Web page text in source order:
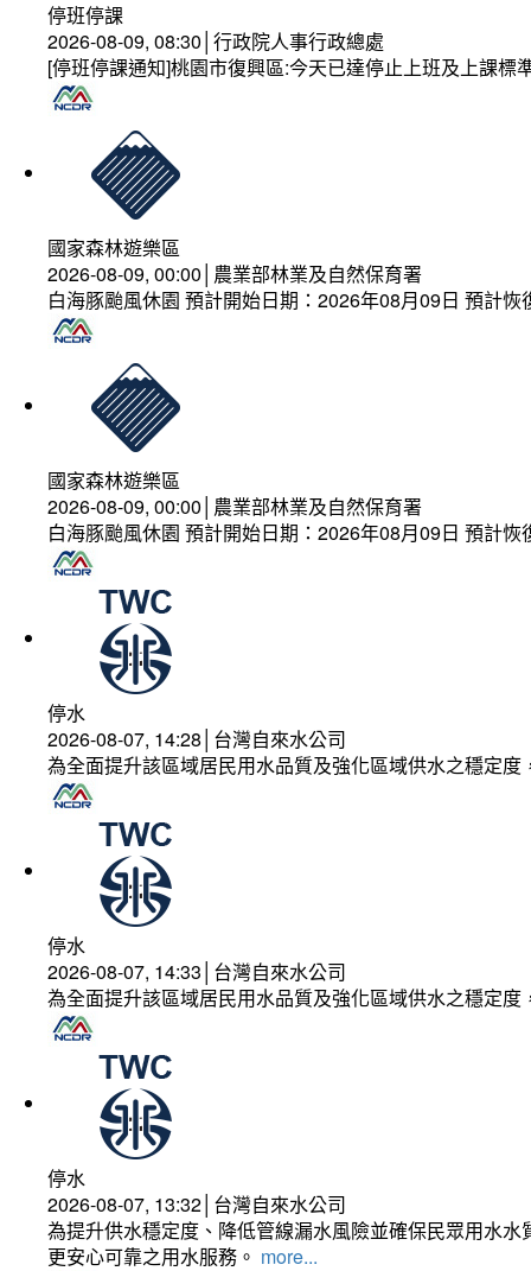
停班停課
2026-08-09, 08:30│行政院人事行政總處
[停班停課通知]桃園市復興區:今天已達停止上班及上課
國家森林遊樂區
2026-08-09, 00:00│農業部林業及自然保育署
白海豚颱風休園 預計開始日期：2026年08月09日 預計
國家森林遊樂區
2026-08-09, 00:00│農業部林業及自然保育署
白海豚颱風休園 預計開始日期：2026年08月09日 預計
停水
2026-08-07, 14:28│台灣自來水公司
為全面提升該區域居民用水品質及強化區域供水之穩定
停水
2026-08-07, 14:33│台灣自來水公司
為全面提升該區域居民用水品質及強化區域供水之穩定
停水
2026-08-07, 13:32│台灣自來水公司
為提升供水穩定度、降低管線漏水風險並確保民眾用水
更安心可靠之用水服務。 more...